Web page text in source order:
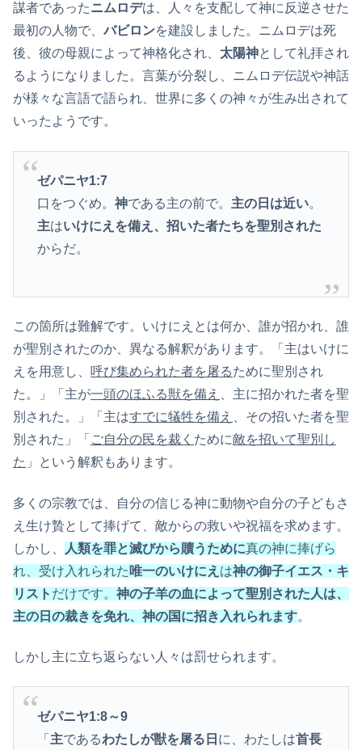
謀者であったニムロデは、人々を支配して神に反逆させた
最初の人物で、バビロンを建設しました。ニムロデは死
後、彼の母親によって神格化され、 太陽神として礼拝され
るようになりました。言葉が分裂し、ニムロデ伝説や神話
が様々な言語で語られ、世界に多くの神々が生み出されて
いったようです。
ゼパニヤ1:7
口をつぐめ。 神である主の前で。 主の日は近い。
主はいけにえを備え、招いた者たちを聖別された
からだ。
この箇所は難解です。いけにえとは何か、誰が招かれ、誰
が聖別されたのか、異なる解釈があります。「主はいけに
えを用意し、 呼び集められた者を屠るために聖別され
た。」「主が一頭のほふる獣を備え
、主に招かれた者を聖
別された。」「主はすでに犠牲を備え
、その招いた者を聖
別された」「 ご自分の民を裁く ために敵を招いて聖別し
た 」という解釈もあります。
多くの宗教では、自分の信じる神に動物や自分の子どもさ
え生け贄として捧げて、敵からの救いや祝福を求めます。
しかし、
人類を罪と滅びから贖うために真の神に捧げら
れ、受け入れられた 唯一のいけにえ は神の御子イエス・キ
リスト だけです。 神の子羊の血によって聖別された人は、
主の日の裁きを免れ、神の国に招き入れられます。
しかし主に立ち返らない人々は罰せられます。
ゼパニヤ1:8～9
「 主であるわたしが獣を屠る日 に、わたしは首長